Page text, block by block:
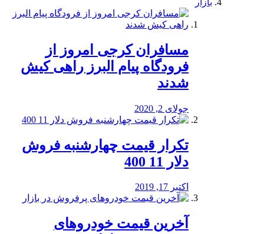
مسافران کرجی امروز از
فرودگاه پیام البرز راهی کیش
شدند
جولای 2, 2020
تکرار قیمت چهارشنبه فروش
دلار 11 400
اکتبر 17, 2019
آخرین قیمت خودرو‌های